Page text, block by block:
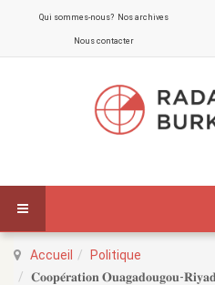
Qui sommes-nous? Nos archives
Nous contacter
Accueil
Politique
𝐂𝐨𝐨𝐩𝐞́𝐫𝐚𝐭𝐢𝐨𝐧 𝐎𝐮𝐚𝐠𝐚𝐝𝐨𝐮𝐠𝐨𝐮-